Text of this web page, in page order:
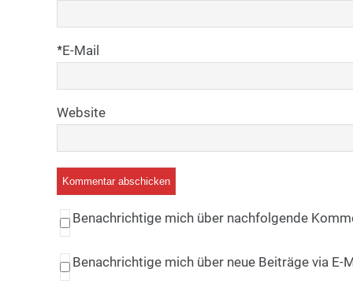
E-Mail
*
Website
Benachrichtige mich über nachfolgende
Benachrichtige mich über neue Beiträge via E-